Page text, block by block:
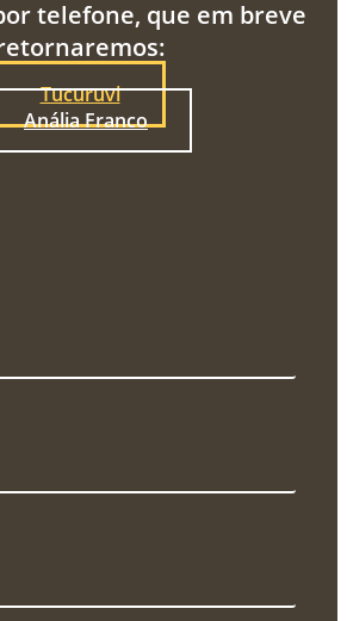
telefone, que em breve
Tucuruvi
Anália Franco